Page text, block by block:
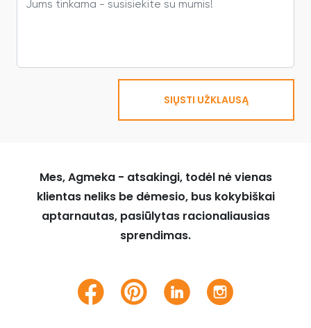
SIŲSTI UŽKLAUSĄ
Mes, Agmeka - atsakingi, todėl nė vienas
klientas neliks be dėmesio, bus kokybiškai
aptarnautas, pasiūlytas racionaliausias
sprendimas.